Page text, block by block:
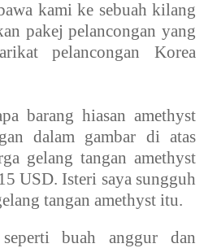
kami ke sebuah kilang
pakej pelancongan yang
pelancongan Korea
barang hiasan amethyst
dalam gambar di atas
gelang tangan amethyst
USD. Isteri saya sungguh
tangan amethyst itu.
buah anggur dan